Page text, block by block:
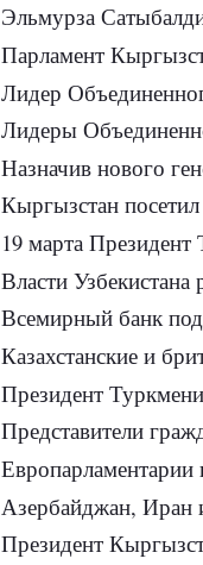
Эльмурза
Парламент Кыргызстана не
Лидер Объединенного фронта
Лидеры Объединенного фронта
Назначив нового генерального
Кыргызстан посетил
19 марта Президент
Власти Узбекистана
Всемирный банк
Казахстанские и
Президент Туркмении
Представители гражданского
Европарламентарии
Азербайджан, Иран и
Президент Кыргызстана: